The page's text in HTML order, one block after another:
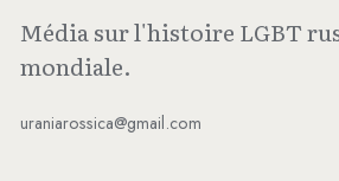
Média sur l'histoire LGBT
mondiale.
uraniarossica@gmail.com